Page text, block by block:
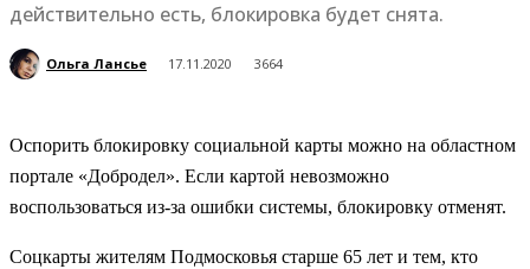
действительно есть, блокировка будет снята.
Ольга Лансье 17.11.2020 3664
Оспорить блокировку социальной карты можно на областном
портале «Добродел». Если картой невозможно
воспользоваться из-за ошибки системы, блокировку отменят.
Соцкарты жителям Подмосковья старше 65 лет и тем, кто